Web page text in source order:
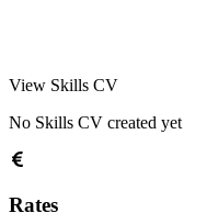
View Skills CV
No Skills CV created yet
Rates